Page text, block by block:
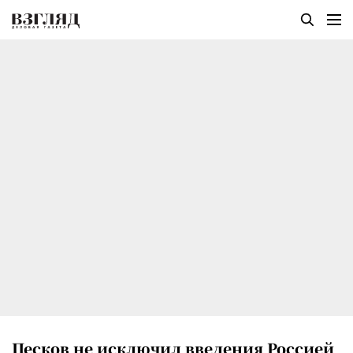
Песков не исключил введения Россией